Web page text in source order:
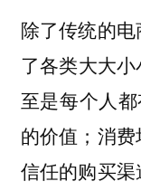
除了传统的
了各类大大
至是每个人
的价值； 消
信任的购买